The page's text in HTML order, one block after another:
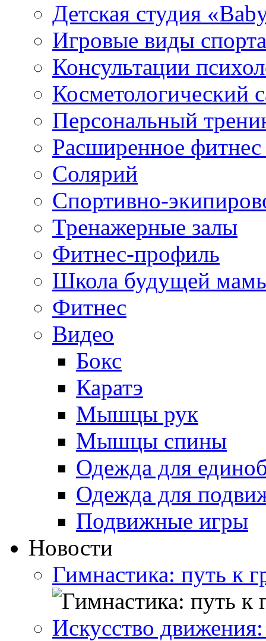
Детская студия
Игровые виды спорта
Консультации
Косметологический
Персональный
Расширенное фитнес
Солярий
Спортивно-
Тренажерные залы
Фитнес-профиль
Школа будущей
Фитнес
Видео
Бокс
Каратэ
Мышцы рук
Мышцы спины
Одежда для
Одежда для
Подвижные игры
Новости
Гимнастика: путь к
Искусство